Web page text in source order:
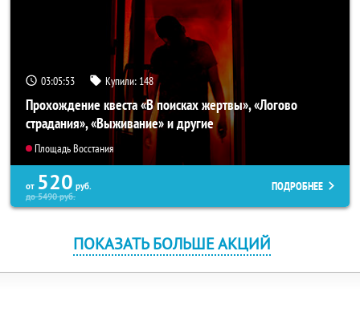
03:05:53 Купили: 148
Прохождение квеста «В поисках жертвы», «Логово
страдания», «Выживание» и другие
Площадь Восстания
от 520 руб.
до5490руб.
ПОДРОБНЕЕ
ПОКАЗАТЬ БОЛЬШЕ АКЦИЙ